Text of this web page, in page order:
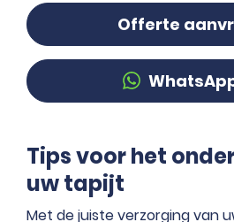
Offerte
Tips voor het
uw tapijt
Met de juiste verzorging van